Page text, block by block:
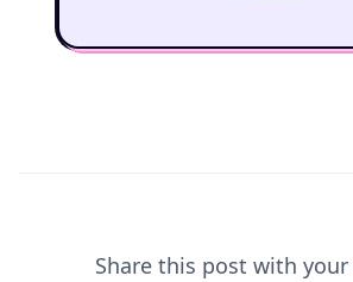
Share this post with